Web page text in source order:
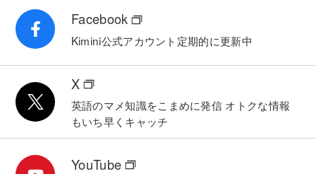
Facebook
Kimini公式アカウント 定期的に更新中
X
英語のマメ知識をこまめに発信 オトクな情報
もいち早くキャッチ
YouTube